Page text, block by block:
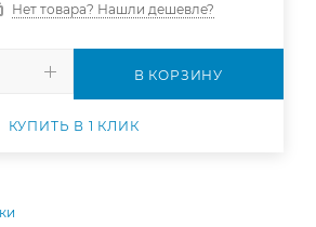
Нет товара? Нашли дешевле?
В КОРЗИНУ
КУПИТЬ В 1 КЛИК